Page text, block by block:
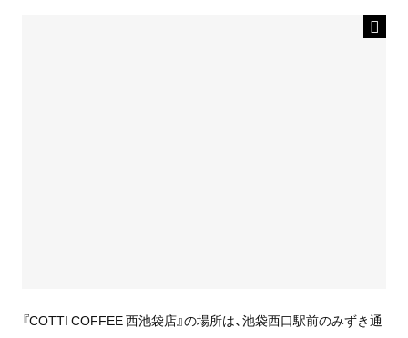
『COTTI COFFEE 西池袋店』の場所は、池袋西口駅前のみずき通